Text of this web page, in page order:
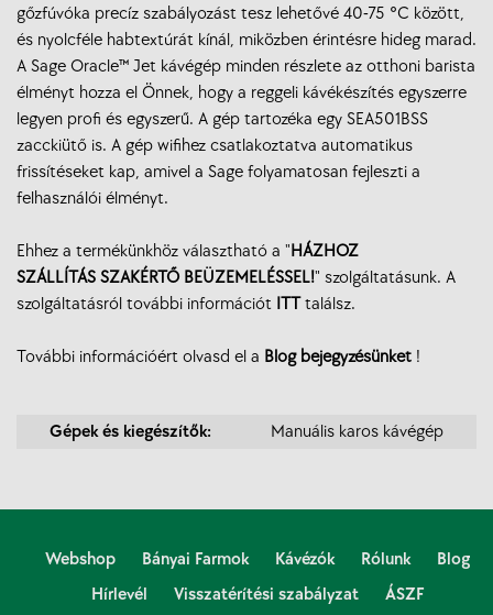
gőzfúvóka precíz szabályozást tesz lehetővé 40-75 °C között,
és nyolcféle habtextúrát kínál, miközben érintésre hideg marad.
A Sage Oracle™ Jet kávégép minden részlete az otthoni barista
élményt hozza el Önnek, hogy a reggeli kávékészítés egyszerre
legyen profi és egyszerű. A gép tartozéka egy SEA501BSS
zacckiütő is. A gép wifihez csatlakoztatva automatikus
frissítéseket kap, amivel a Sage folyamatosan fejleszti a
felhasználói élményt.
Ehhez a termékünkhöz választható a "HÁZHOZ
SZÁLLÍTÁS SZAKÉRTŐ BEÜZEMELÉSSEL!" szolgáltatásunk. A
szolgáltatásról további információt ITT találsz.
További információért olvasd el a Blog bejegyzésünket !
Gépek és kiegészítők: Manuális karos kávégép
Webshop Bányai Farmok Kávézók Rólunk
Blog
Hírlevél
Visszatérítési szabályzat ÁSZF